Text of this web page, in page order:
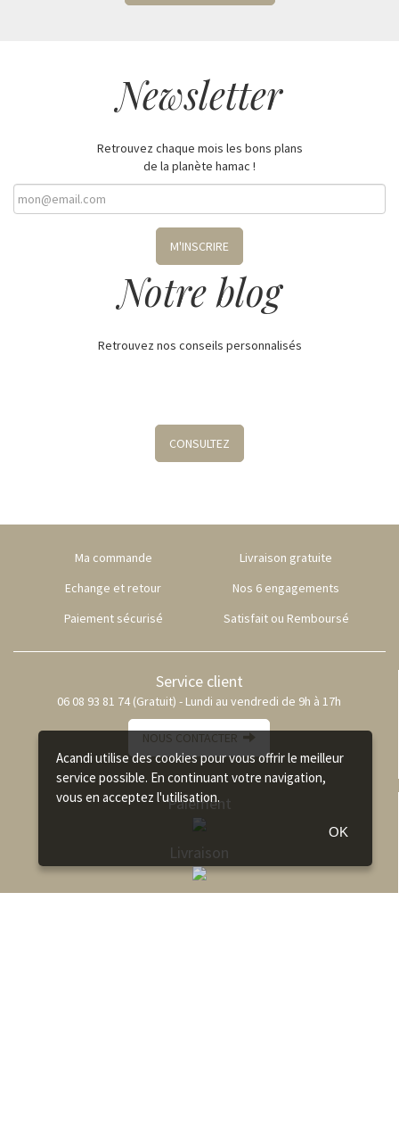
Newsletter
Retrouvez chaque mois les bons plans
de la planète hamac !
M'INSCRIRE
Notre blog
Retrouvez nos conseils personnalisés
CONSULTEZ
Ma commande
Livraison gratuite
Echange et retour
Nos 6 engagements
Paiement sécurisé
Satisfait ou Remboursé
Service client
06 08 93 81 74 (Gratuit) - Lundi au vendredi de 9h à 17h
NOUS CONTACTER
Paiement
Livraison
Acandi utilise des cookies pour vous offrir le meilleur
service possible. En continuant votre navigation,
vous en acceptez l'utilisation.
OK